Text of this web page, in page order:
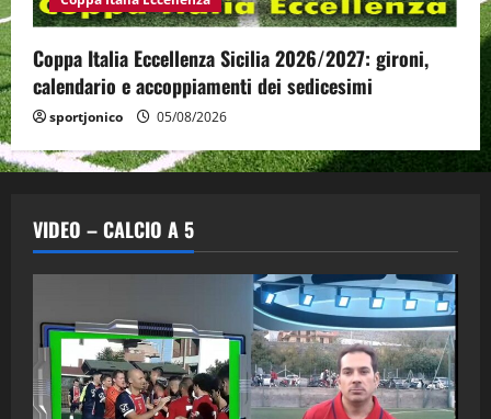
Coppa Italia Eccellenza Sicilia 2026/2027: gironi,
calendario e accoppiamenti dei sedicesimi
sportjonico 05/08/2026
VIDEO – CALCIO A 5